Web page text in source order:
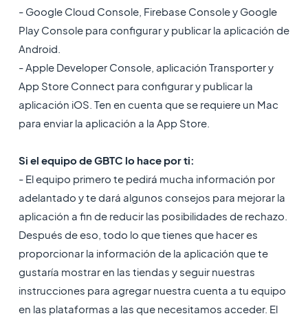
- Google Cloud Console, Firebase Console y Google
Play Console para configurar y publicar la aplicación de
Android.
- Apple Developer Console, aplicación Transporter y
App Store Connect para configurar y publicar la
aplicación iOS. Ten en cuenta que se requiere un Mac
para enviar la aplicación a la App Store.
Si el equipo de GBTC lo hace por ti:
- El equipo primero te pedirá mucha información por
adelantado y te dará algunos consejos para mejorar la
aplicación a fin de reducir las posibilidades de rechazo.
Después de eso, todo lo que tienes que hacer es
proporcionar la información de la aplicación que te
gustaría mostrar en las tiendas y seguir nuestras
instrucciones para agregar nuestra cuenta a tu equipo
en las plataformas a las que necesitamos acceder. El